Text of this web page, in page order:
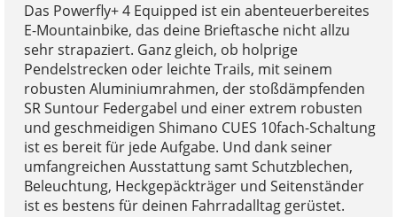
Das Powerfly+ 4 Equipped ist ein abenteuerbereites
E-Mountainbike, das deine Brieftasche nicht allzu
sehr strapaziert. Ganz gleich, ob holprige
Pendelstrecken oder leichte Trails, mit seinem
robusten Aluminiumrahmen, der stoßdämpfenden
SR Suntour Federgabel und einer extrem robusten
und geschmeidigen Shimano CUES 10fach-Schaltung
ist es bereit für jede Aufgabe. Und dank seiner
umfangreichen Ausstattung samt Schutzblechen,
Beleuchtung, Heckgepäckträger und Seitenständer
ist es bestens für deinen Fahrradalltag gerüstet.